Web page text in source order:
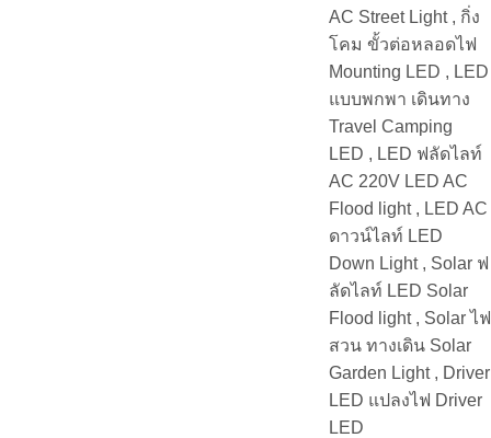
AC Street Light , กิ่ง
โคม ขั้วต่อหลอดไฟ
Mounting LED , LED
แบบพกพา เดินทาง
Travel Camping
LED , LED ฟลัดไลท์
AC 220V LED AC
Flood light , LED AC
ดาวน์ไลท์ LED
Down Light , Solar ฟ
ลัดไลท์ LED Solar
Flood light , Solar ไฟ
สวน ทางเดิน Solar
Garden Light , Driver
LED แปลงไฟ Driver
LED